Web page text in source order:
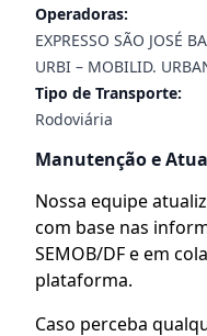
Operadoras:
EXPRESSO SÃO JOSÉ
URBI – MOBILID.
Tipo de Transporte:
Rodoviária
Manutenção e
Nossa equipe
com base nas
SEMOB/DF e em
plataforma.
Caso perceba